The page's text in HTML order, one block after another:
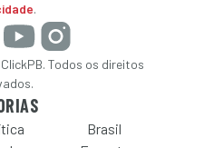
.
Todos os direitos
Brasil